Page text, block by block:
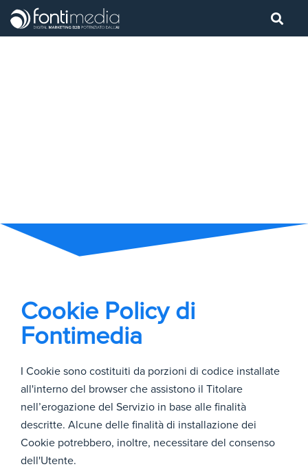
Cookie Policy di
Fontimedia
I Cookie sono costituiti da porzioni di codice installate
all'interno del browser che assistono il Titolare
nell’erogazione del Servizio in base alle finalità
descritte. Alcune delle finalità di installazione dei
Cookie potrebbero, inoltre, necessitare del consenso
dell'Utente.